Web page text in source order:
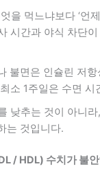
을 먹느냐보다 ‘언
시간과 야식 차단
불면은 인슐린 저
소 1주일은 수면 시
낮추는 것이 아니라
는 것입니다.
/ HDL) 수치가 불